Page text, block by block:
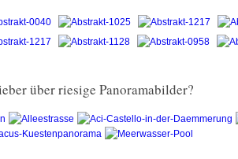
über riesige Panoramabilder?